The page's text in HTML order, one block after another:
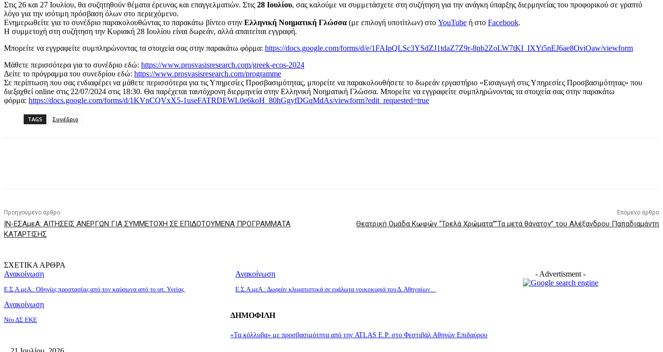
Στις 26 και 27 Ιουλίου, θα συζητηθούν θέματα έρευνας και επαγγελματιών. Στις 28 Ιουλίου, σας καλούμε να συμμετάσχετε στη συζήτηση για την ανάγκη ύπαρξης διερμηνείας του προφορικού σε γραπτό
λόγο για την ισότιμη πρόσβαση όλων στο περιεχόμενο.
Ενημερωθείτε για το συνέδριο παρακολουθώντας το παρακάτω βίντεο στην Ελληνική Νοηματική Γλώσσα (με επιλογή υποτίτλων) στο YouTube ή στο Facebook.
Η συμμετοχή στη συζήτηση την Κυριακή 28 Ιουλίου είναι δωρεάν, αλλά απαιτείται εγγραφή.
Μπορείτε να εγγραφείτε συμπληρώνοντας τα στοιχεία σας στην παρακάτω φόρμα: https://docs.google.com/forms/d/e/1FAIpQLSc3YSdZJ1tdaZ7Z9r-8nb2ZoLW7tKI_IXYi5nEJ6ae8OviOaw/viewform
Μάθετε περισσότερα για το συνέδριο εδώ: https://www.prosvasisresearch.com/greek-ecos-2024
Δείτε το πρόγραμμα του συνεδρίου εδώ: https://www.prosvasisresearch.com/programme
Σε περίπτωση που σας ενδιαφέρει να μάθετε περισσότερα για τις Υπηρεσίες Προσβασιμότητας, μπορείτε να παρακολουθήσετε το δωρεάν εργαστήριο «Εισαγωγή στις Υπηρεσίες Προσβασιμότητας» που
διεξαχθεί online στις 22/07/2024 στις 18:30. Θα παρέχεται ταυτόχρονη διερμηνεία στην Ελληνική Νοηματική Γλώσσα. Μπορείτε να εγγραφείτε συμπληρώνοντας τα στοιχεία σας στην παρακάτω
φόρμα: https://docs.google.com/forms/d/1KVnCQVxX5-1useFATRDEWL0e6koH_80hGgyfDGqMdAs/viewform?edit_requested=true
TAGS Συνέδριο
Προηγούμενο άρθρο
ΙΝ-ΕΣΑμεΑ: ΑΙΤΗΣΕΙΣ ΑΝΕΡΓΩΝ ΓΙΑ ΣΥΜΜΕΤΟΧΗ ΣΕ ΕΠΙΔΟΤΟΥΜΕΝΑ ΠΡΟΓΡΑΜΜΑΤΑ
ΚΑΤΑΡΤΙΣΗΣ
Επόμενο άρθρο
Θεατρική Ομάδα Κωφών “Τρελά Χρώματα””Τα μετά θάνατον” του Αλέξανδρου Παπαδιαμάντη
ΣΧΕΤΙΚΑ ΑΡΘΡΑ
Ανακοίνωση
Ε.Σ.Α.μεΑ.: Οδηγίες προστασίας από τον καύσωνα από το υπ. Υγείας
Ανακοίνωση
Ε.Σ.Α.μεΑ.: Δωρεάν κλιματιστικά σε ευάλωτα νοικοκυριά του Δ. Αθηναίων
Ανακοίνωση
Νέο ΔΣ ΕΚΕ
- Advertisment -
ΔΗΜΟΦΙΛΗ
«Τα κόλλυβα» με προσβασιμότητα από την ATLAS E.P. στο Φεστιβάλ Αθηνών Επιδαύρου